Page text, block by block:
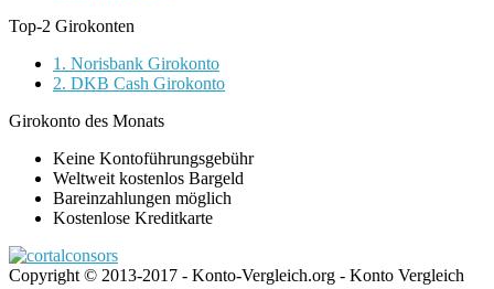
Top-2 Girokonten
1. Norisbank Girokonto
2. DKB Cash Girokonto
Girokonto des Monats
Keine Kontoführungsgebühr
Weltweit kostenlos Bargeld
Bareinzahlungen möglich
Kostenlose Kreditkarte
Copyright © 2013-2017 - Konto-Vergleich.org - Konto Vergleich